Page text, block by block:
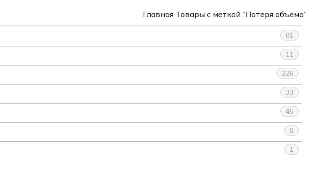
Главная Товары с меткой “Потеря объема”
81
11
226
33
45
8
1